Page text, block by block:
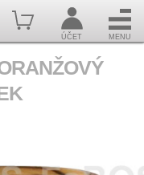
ÚČET MENU